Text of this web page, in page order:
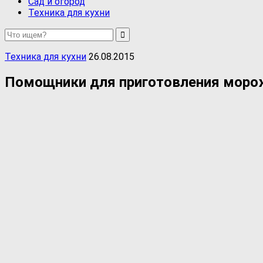
Техника для кухни
Техника для кухни 26.08.2015
Помощники для приготовления